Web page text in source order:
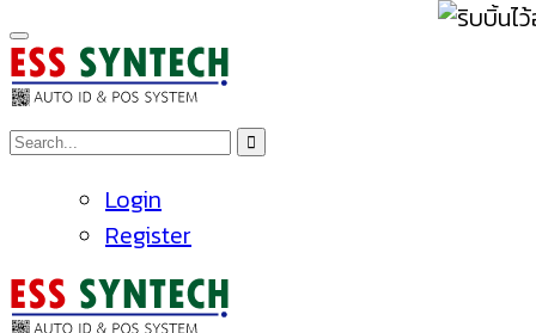
Login
Register